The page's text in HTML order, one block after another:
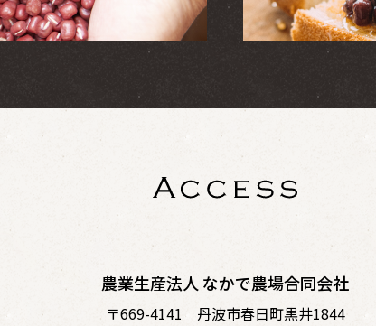
農業生産法人 なかで農場合同会社
〒669-4141 丹波市春日町黒井1844